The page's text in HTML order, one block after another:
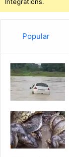
Integrations.
Popular